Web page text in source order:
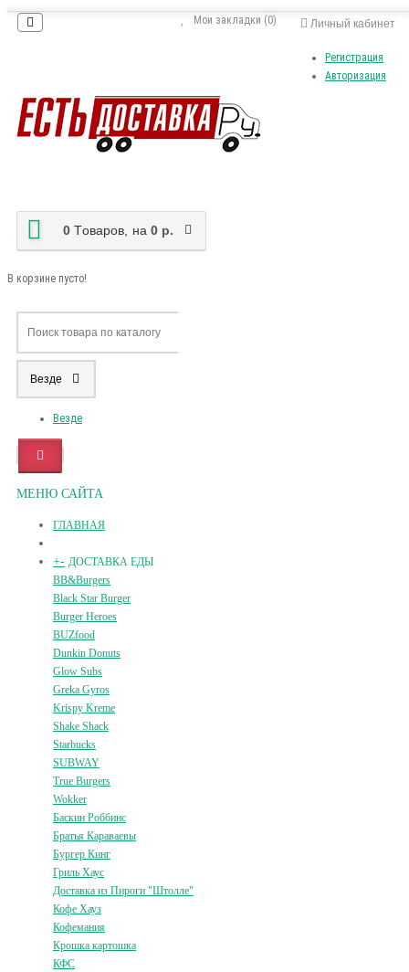
Личный кабинет
Регистрация
Авторизация
Мои закладки (0)
0 Tоваров, на 0 р.
В корзине пусто!
Везде
Везде
МЕНЮ САЙТА
ГЛАВНАЯ
+- ДОСТАВКА ЕДЫ
BB&Burgers
Black Star Burger
Burger Heroes
BUZfood
Dunkin Donuts
Glow Subs
Greka Gyros
Krispy Kreme
Shake Shack
Starbucks
SUBWAY
True Burgers
Wokker
Баскин Роббинс
Братья Караваевы
Бургер Кинг
Гриль Хаус
Доставка из Пироги "Штолле"
Кофе Хауз
Кофемания
Крошка картошка
КФС